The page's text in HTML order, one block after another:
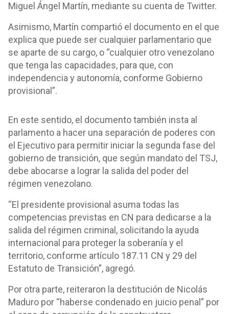
Miguel Ángel Martín, mediante su cuenta de Twitter.
Asimismo, Martín compartió el documento en el que
explica que puede ser cualquier parlamentario que
se aparte de su cargo, o “cualquier otro venezolano
que tenga las capacidades, para que, con
independencia y autonomía, conforme Gobierno
provisional”.
En este sentido, el documento también insta al
parlamento a hacer una separación de poderes con
el Ejecutivo para permitir iniciar la segunda fase del
gobierno de transición, que según mandato del TSJ,
debe abocarse a lograr la salida del poder del
régimen venezolano.
“El presidente provisional asuma todas las
competencias previstas en CN para dedicarse a la
salida del régimen criminal, solicitando la ayuda
internacional para proteger la soberanía y el
territorio, conforme artículo 187.11 CN y 29 del
Estatuto de Transición”, agregó.
Por otra parte, reiteraron la destitución de Nicolás
Maduro por “haberse condenado en juicio penal” por